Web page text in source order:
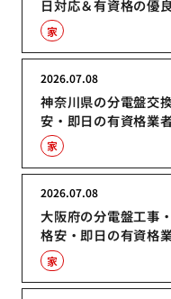
日対応＆有資格の優
家
神奈川県の分電盤交
安・即日の有資格業
2026.07.08
家
大阪府の分電盤工事
格安・即日の有資格
2026.07.08
家